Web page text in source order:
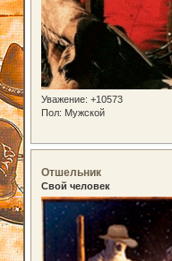
Уважение: +10573
Пол: Мужской
Отшельник
Свой человек